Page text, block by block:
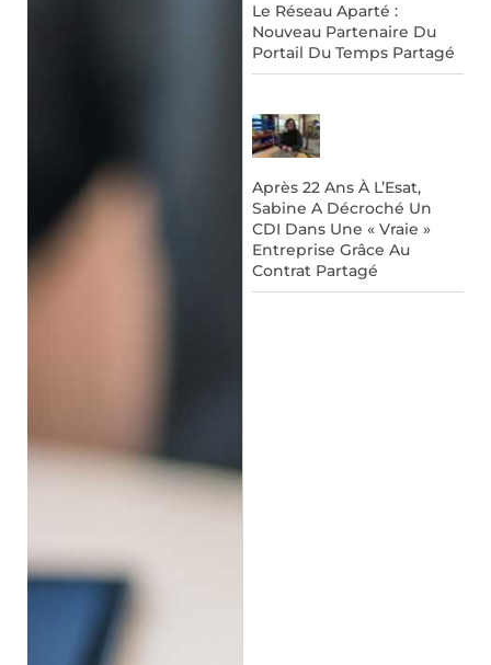
Le Réseau Aparté :
Nouveau Partenaire Du
Portail Du Temps Partagé
Après 22 Ans À L’Esat,
Sabine A Décroché Un
CDI Dans Une « Vraie »
Entreprise Grâce Au
Contrat Partagé